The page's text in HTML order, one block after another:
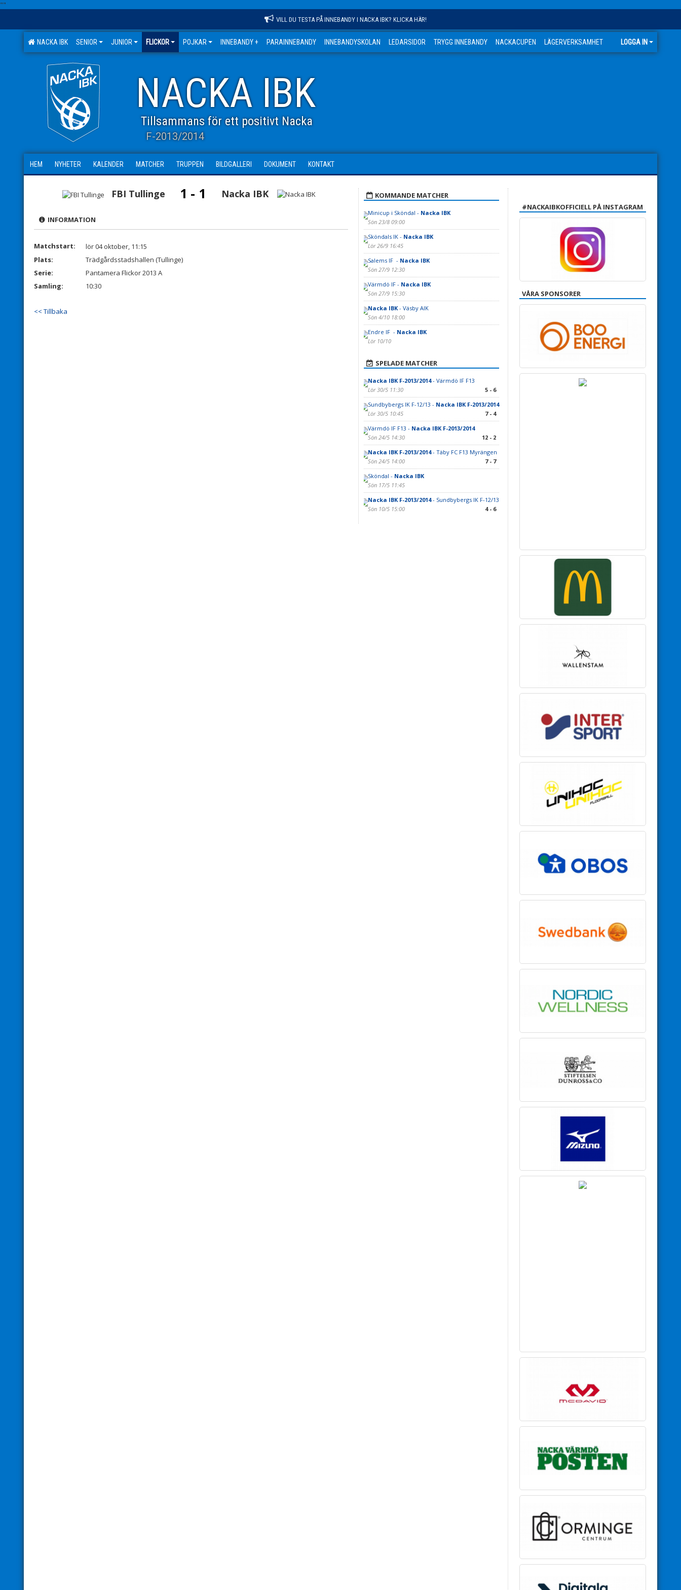
""
VILL DU TESTA PÅ INNEBANDY I NACKA IBK? KLICKA HÄR!
NACKA IBK SENIOR JUNIOR FLICKOR POJKAR INNEBANDY + PARAINNEBANDY INNEBANDYSKOLAN LEDARSIDOR TRYGG INNEBANDY NACKACUPEN LÄGERVERKSAMHET LOGGA IN
NACKA IBK
Tillsammans för ett positivt Nacka
F-2013/2014
HEM NYHETER KALENDER MATCHER TRUPPEN BILDGALLERI DOKUMENT KONTAKT
FBI Tullinge 1 - 1 Nacka IBK
INFORMATION
Matchstart:
lör 04 oktober, 11:15
Plats:
Trädgårdsstadshallen (Tullinge)
Serie:
Pantamera Flickor 2013 A
Samling:
10:30
<< Tillbaka
KOMMANDE MATCHER
Minicup i Sköndal - Nacka IBK
Sön 23/8 09:00
Sköndals IK - Nacka IBK
Lör 26/9 16:45
Salems IF - Nacka IBK
Sön 27/9 12:30
Värmdö IF - Nacka IBK
Sön 27/9 15:30
Nacka IBK- Väsby AIK
Sön 4/10 18:00
Endre IF - Nacka IBK
Lör 10/10
SPELADE MATCHER
Nacka IBK F-2013/2014- Värmdö IF F13
Lör 30/5 11:30
5 - 6
Sundbybergs IK F-12/13 - Nacka IBK F-2013/2014
Lör 30/5 10:45
7 - 4
Värmdö IF F13 - Nacka IBK F-2013/2014
Sön 24/5 14:30
12 - 2
Nacka IBK F-2013/2014- Täby FC F13 Myrängen
Sön 24/5 14:00
7 - 7
Sköndal - Nacka IBK
Sön 17/5 11:45
Nacka IBK F-2013/2014- Sundbybergs IK F-12/13
Sön 10/5 15:00
4 - 6
#NACKAIBKOFFICIELL PÅ INSTAGRAM
VÅRA SPONSORER